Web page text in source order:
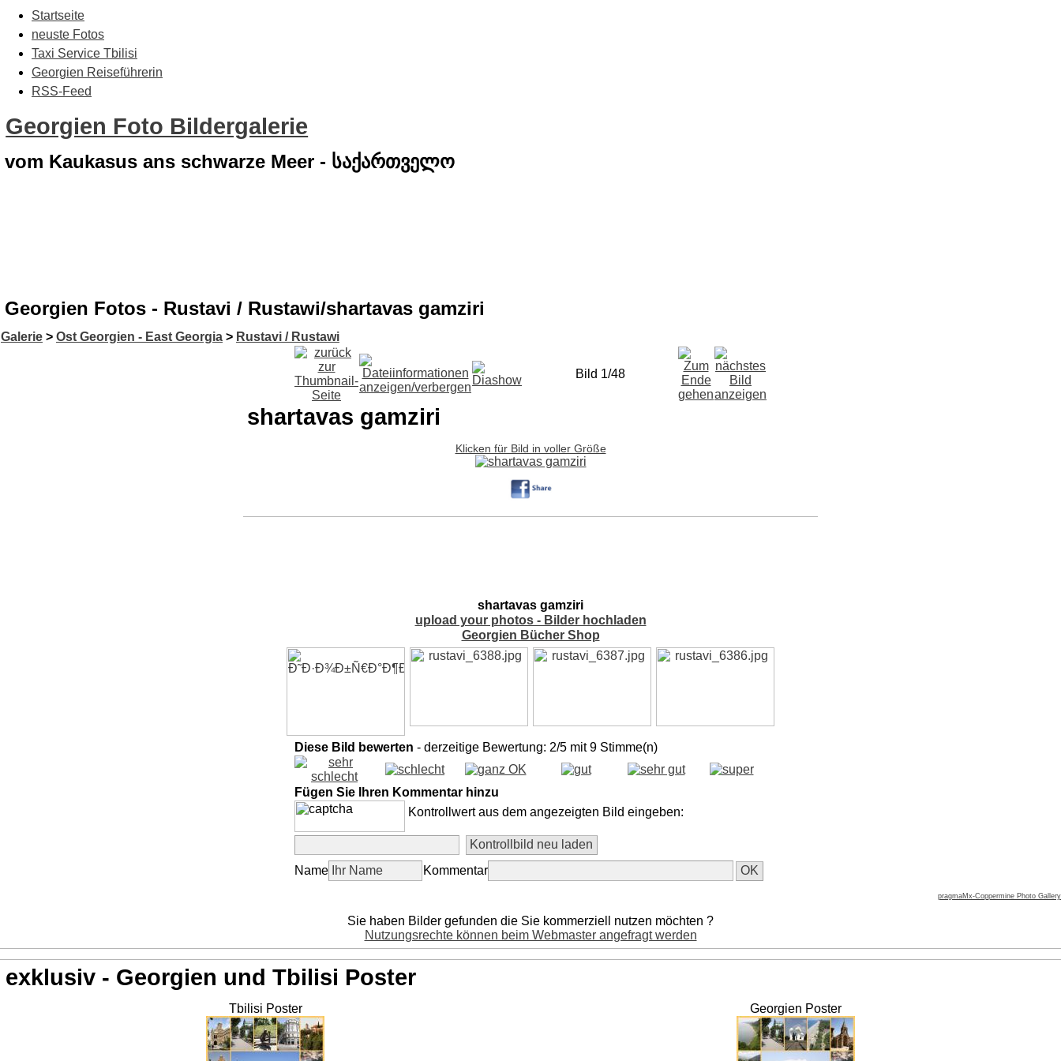
Startseite
neuste Fotos
Taxi Service Tbilisi
Georgien Reiseführerin
RSS-Feed
Georgien Foto Bildergalerie
vom Kaukasus ans schwarze Meer - საქართველო
Georgien Fotos - Rustavi / Rustawi/shartavas gamziri
Galerie > Ost Georgien - East Georgia > Rustavi / Rustawi
Bild 1/48
shartavas gamziri
Klicken für Bild in voller Größe
shartavas gamziri
upload your photos - Bilder hochladen
Georgien Bücher Shop
Diese Bild bewerten - derzeitige Bewertung: 2/5 mit 9 Stimme(n)
Fügen Sie Ihren Kommentar hinzu
Kontrollwert aus dem angezeigten Bild eingeben:
Name Kommentar
pragmaMx-Coppermine Photo Gallery
Sie haben Bilder gefunden die Sie kommerziell nutzen möchten ?
Nutzungsrechte können beim Webmaster angefragt werden
exklusiv - Georgien und Tbilisi Poster
Tbilisi Poster Georgien Poster